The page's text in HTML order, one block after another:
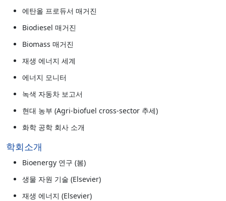
에탄올 프로듀서 매거진
Biodiesel 매거진
Biomass 매거진
재생 에너지 세계
에너지 모니터
녹색 자동차 보고서
현대 농부 (Agri-biofuel cross-sector 추세)
화학 공학 회사 소개
학회소개
Bioenergy 연구 (봄)
생물 자원 기술 (Elsevier)
재생 에너지 (Elsevier)